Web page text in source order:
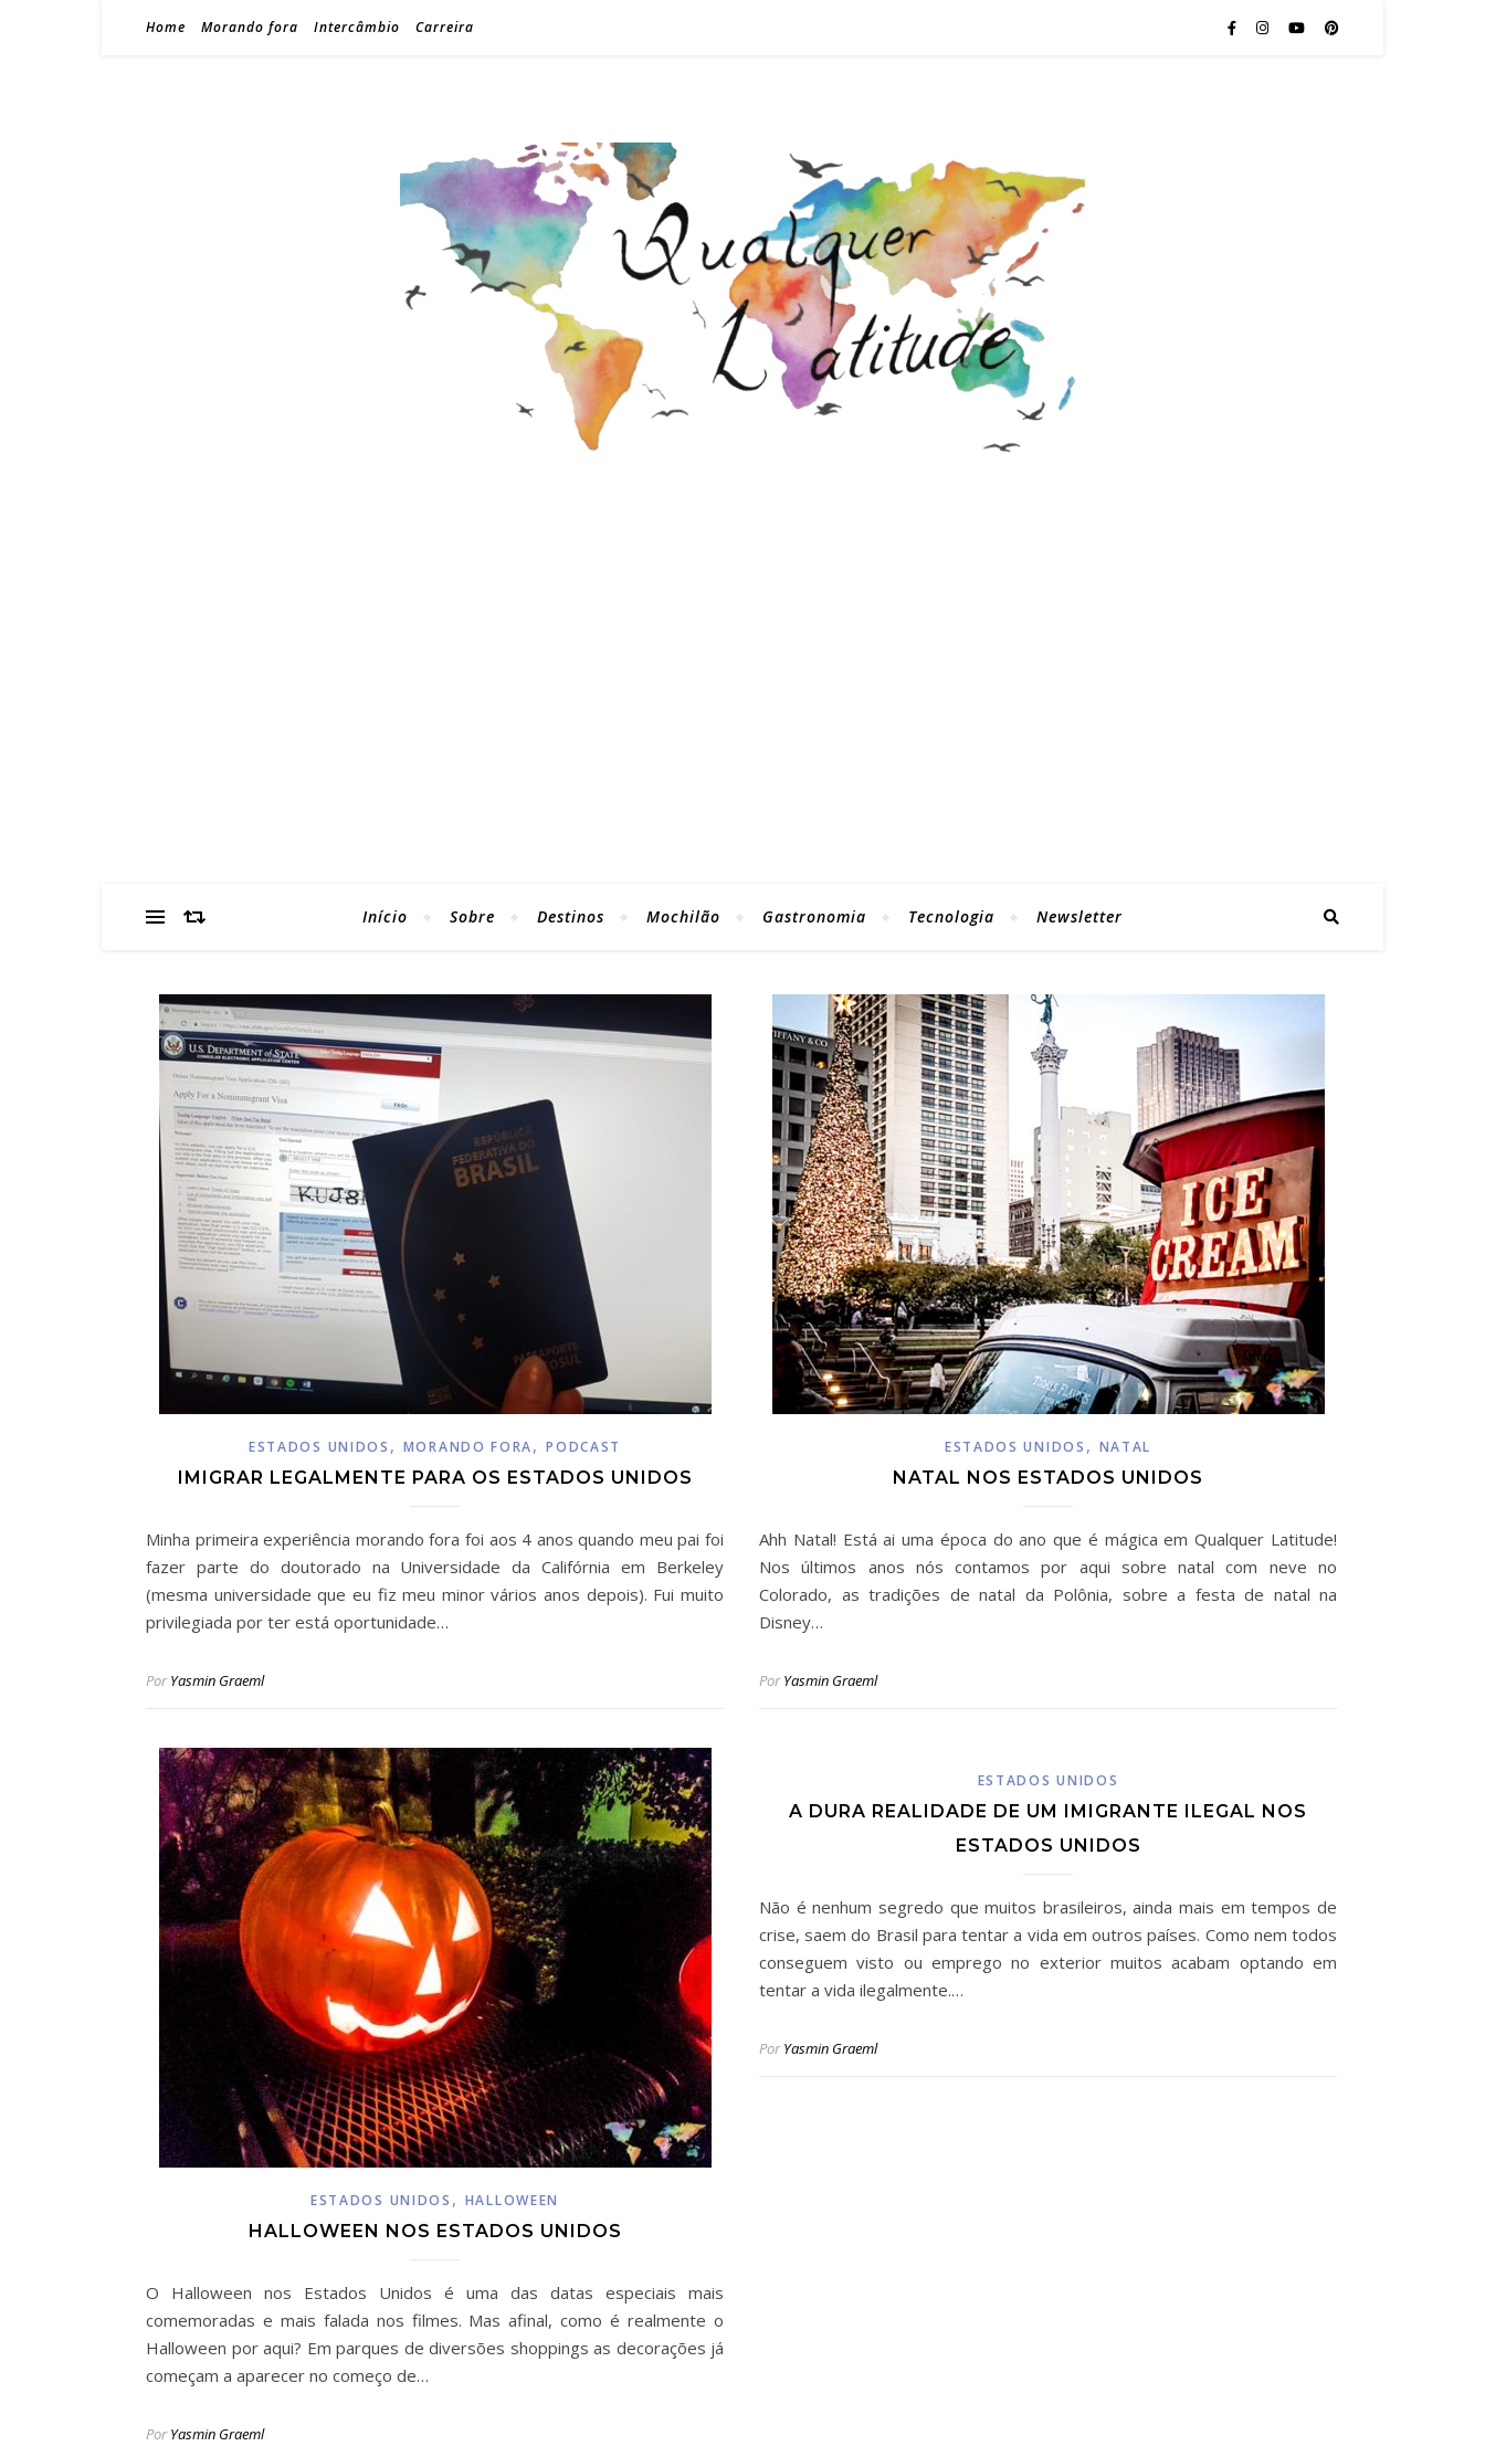
Home Morando fora Intercâmbio Carreira
Início Sobre Destinos Mochilão Gastronomia Tecnologia Newsletter
ESTADOS UNIDOS , MORANDO FORA,PODCAST
IMIGRAR LEGALMENTE PARA OS ESTADOS UNIDOS
Minha primeira experiência morando fora foi aos 4 anos quando meu pai foi
fazer parte do doutorado na Universidade da Califórnia em Berkeley
(mesma universidade que eu fiz meu minor vários anos depois). Fui muito
privilegiada por ter está oportunidade…
Por Yasmin Graeml
ESTADOS UNIDOS , NATAL
NATAL NOS ESTADOS UNIDOS
Ahh Natal! Está ai uma época do ano que é mágica em Qualquer Latitude!
Nos últimos anos nós contamos por aqui sobre natal com neve no
Colorado, as tradições de natal da Polônia, sobre a festa de natal na
Disney…
Por Yasmin Graeml
ESTADOS UNIDOS , HALLOWEEN
HALLOWEEN NOS ESTADOS UNIDOS
O Halloween nos Estados Unidos é uma das datas especiais mais
comemoradas e mais falada nos filmes. Mas afinal, como é realmente o
Halloween por aqui? Em parques de diversões shoppings as decorações já
começam a aparecer no começo de…
Por Yasmin Graeml
ESTADOS UNIDOS
A DURA REALIDADE DE UM IMIGRANTE ILEGAL NOS
ESTADOS UNIDOS
Não é nenhum segredo que muitos brasileiros, ainda mais em tempos de
crise, saem do Brasil para tentar a vida em outros países. Como nem todos
conseguem visto ou emprego no exterior muitos acabam optando em
tentar a vida ilegalmente.…
Por Yasmin Graeml